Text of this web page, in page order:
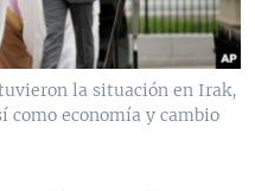
la situación en Irak,
como economía y cambio